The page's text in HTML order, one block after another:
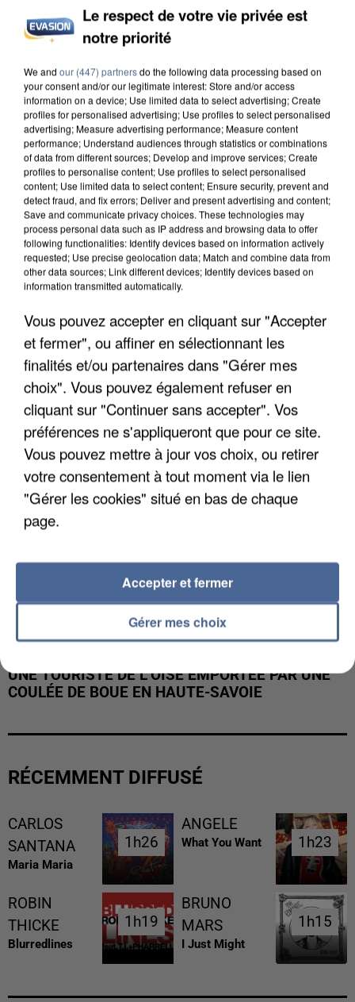
L’UN DES FONDATEURS SUPPOSÉS DE LA DZ
MAFIA INTERPELLÉ EN ALGÉRIE
UN SECOND CADRE DE LA DZ MAFIA
INTERPELLÉ EN ALGÉRIE
UNE TOURISTE DE L’OISE EMPORTÉE PAR UNE
COULÉE DE BOUE EN HAUTE-SAVOIE
RÉCEMMENT DIFFUSÉ
CARLOS
SANTANA
Maria Maria
1h26
1h26
ANGELE
What You Want 1h23
1h23
ROBIN
THICKE
Blurredlines
1h19
1h19
BRUNO
MARS
I Just Might
1h15
1h15
Le respect de votre vie privée est
notre priorité
We and our (447) partnersdo the following data processing based on
your consent and/or our legitimate interest: Store and/or access
information on a device; Use limited data to select advertising; Create
profiles for personalised advertising; Use profiles to select personalised
advertising; Measure advertising performance; Measure content
performance; Understand audiences through statistics or combinations
of data from different sources; Develop and improve services; Create
profiles to personalise content; Use profiles to select personalised
content; Use limited data to select content; Ensure security, prevent and
detect fraud, and fix errors; Deliver and present advertising and content;
Save and communicate privacy choices. These technologies may
process personal data such as IP address and browsing data to offer
following functionalities: Identify devices based on information actively
requested; Use precise geolocation data; Match and combine data from
other data sources; Link different devices; Identify devices based on
information transmitted automatically.
Vous pouvez accepter en cliquant sur "Accepter
et fermer", ou affiner en sélectionnant les
finalités et/ou partenaires dans "Gérer mes
choix". Vous pouvez également refuser en
cliquant sur "Continuer sans accepter". Vos
préférences ne s'appliqueront que pour ce site.
Vous pouvez mettre à jour vos choix, ou retirer
votre consentement à tout moment via le lien
"Gérer les cookies" situé en bas de chaque
page.
Gérer mes choix
Accepter et fermer